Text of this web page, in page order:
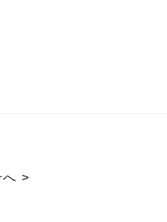
へ >